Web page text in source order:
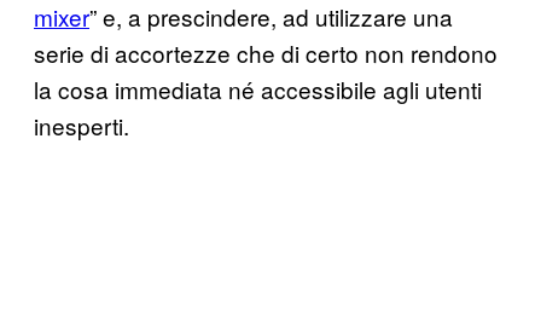
mixer” e, a prescindere, ad utilizzare una
serie di accortezze che di certo non rendono
la cosa immediata né accessibile agli utenti
inesperti.